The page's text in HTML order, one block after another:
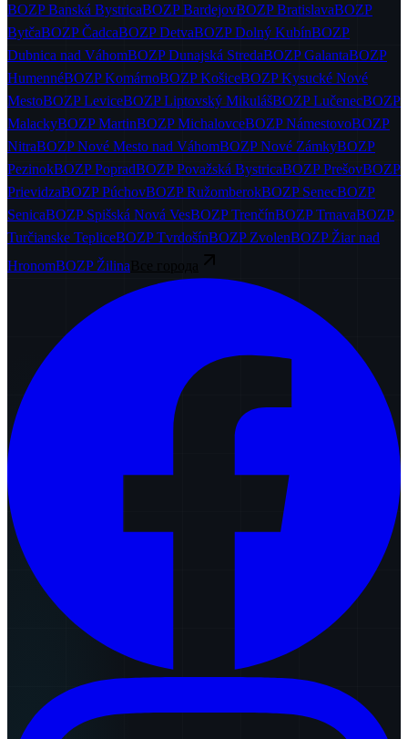
BOZPBanská BystricaBOZPBardejovBOZPBratislavaBOZP
BytčaBOZPČadcaBOZPDetvaBOZPDolný KubínBOZP
Dubnica nad VáhomBOZPDunajská StredaBOZPGalantaBOZP
HumennéBOZPKomárnoBOZPKošiceBOZPKysucké Nové
MestoBOZPLeviceBOZPLiptovský MikulášBOZPLučenecBOZP
MalackyBOZPMartinBOZPMichalovceBOZPNámestovoBOZP
NitraBOZPNové Mesto nad VáhomBOZPNové ZámkyBOZP
PezinokBOZPPopradBOZPPovažská BystricaBOZPPrešovBOZP
PrievidzaBOZPPúchovBOZPRužomberokBOZP SenecBOZP
SenicaBOZP Spišská Nová VesBOZPTrenčínBOZPTrnavaBOZP
Turčianske TepliceBOZPTvrdošínBOZP ZvolenBOZP Žiar nad
HronomBOZP Žilina